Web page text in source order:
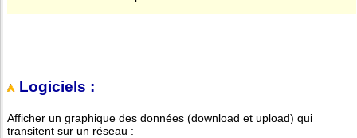
Logiciels :
Afficher un graphique des données (download et upload) qui
transitent sur un réseau :